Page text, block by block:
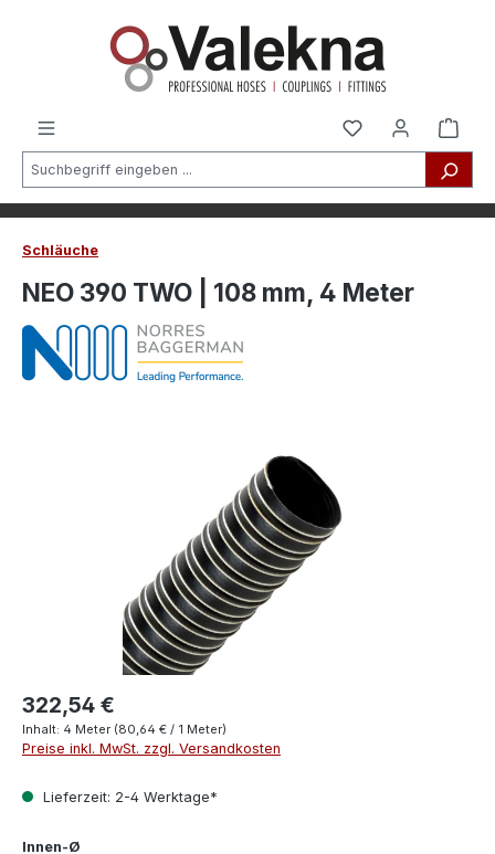
Schläuche
NEO 390 TWO | 108 mm, 4 Meter
322,54 €
Inhalt: 4 Meter (80,64 € / 1 Meter)
Preise inkl. MwSt. zzgl. Versandkosten
Lieferzeit: 2-4 Werktage*
Innen-Ø